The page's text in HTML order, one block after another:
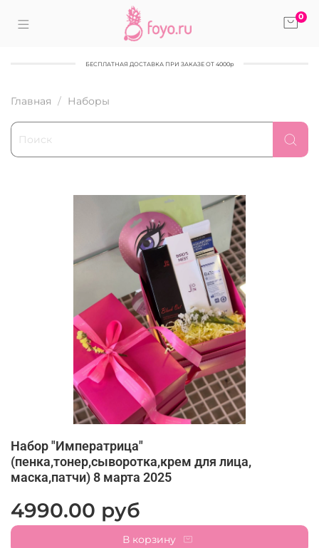
0
БЕСПЛАТНАЯ ДОСТАВКА ПРИ ЗАКАЗЕ ОТ 4000р
Главная Наборы
Набор "Императрица"
(пенка,тонер,сыворотка,крем для лица,
маска,патчи) 8 марта 2025
4990.00 руб
В корзину